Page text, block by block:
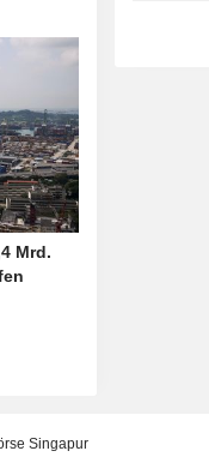
Mrd.
Singapur